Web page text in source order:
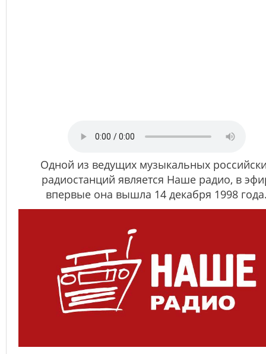
Одной из ведущих музыкальных
радиостанций является Наше радио, в
впервые она вышла 14 декабря 1998